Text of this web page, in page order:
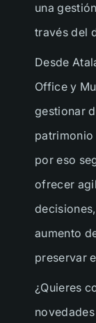
una
través del
Desde
Office y
gestionar
patrimonio
por eso
ofrecer
aumento
preservar
¿Quieres